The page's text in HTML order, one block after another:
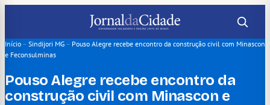
o
conteúdo
Início – Sindijori MG – Pouso Alegre recebe encontro da construção civil com Minascon
e Feconsulminas
Pouso Alegre recebe encontro da
construção civil com Minascon e